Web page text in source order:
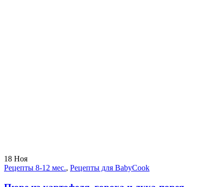
18 Ноя
Рецепты 8-12 мес., Рецепты для BabyCook